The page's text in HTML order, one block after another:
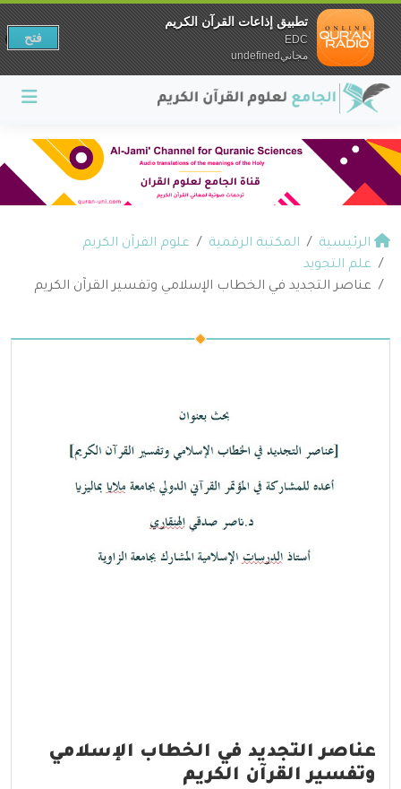
الرئيسية المكتبة الرقمية
علوم القرآن الكريم
علم التجويد
عناصر التجديد في الخطاب الإسلامي وتفسير القرآن الكريم
عناصر التجديد في الخطاب الإسلامي
وتفسير القرآن الكريم
تطبيق إذاعات القرآن الكريم
EDC
مجانيundefined
فتح